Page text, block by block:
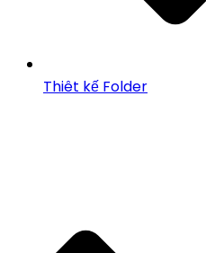
Thiêt kế Folder